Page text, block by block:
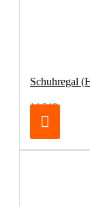
Schuhregal
14,24€